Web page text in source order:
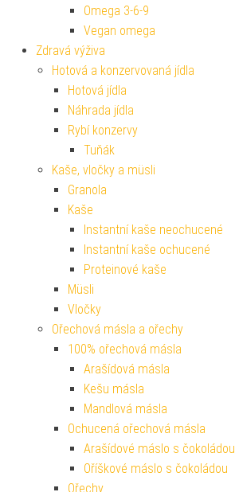
Omega 3-6-9
Vegan omega
Zdravá výživa
Hotová a konzervovaná jídla
Hotová jídla
Náhrada jídla
Rybí konzervy
Tuňák
Kaše, vločky a müsli
Granola
Kaše
Instantní kaše neochucené
Instantní kaše ochucené
Proteinové kaše
Müsli
Vločky
Ořechová másla a ořechy
100% ořechová másla
Arašídová másla
Kešu másla
Mandlová másla
Ochucená ořechová másla
Arašídové máslo s čokoládou
Oříškové máslo s čokoládou
Ořechy